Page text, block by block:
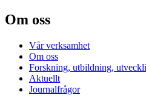
Om oss
Vår verksamhet
Om oss
Forskning, utbildning,
Aktuellt
Journalfrågor